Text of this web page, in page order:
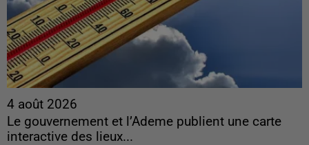
4 août 2026
Le gouvernement et l’Ademe publient une carte
interactive des lieux...